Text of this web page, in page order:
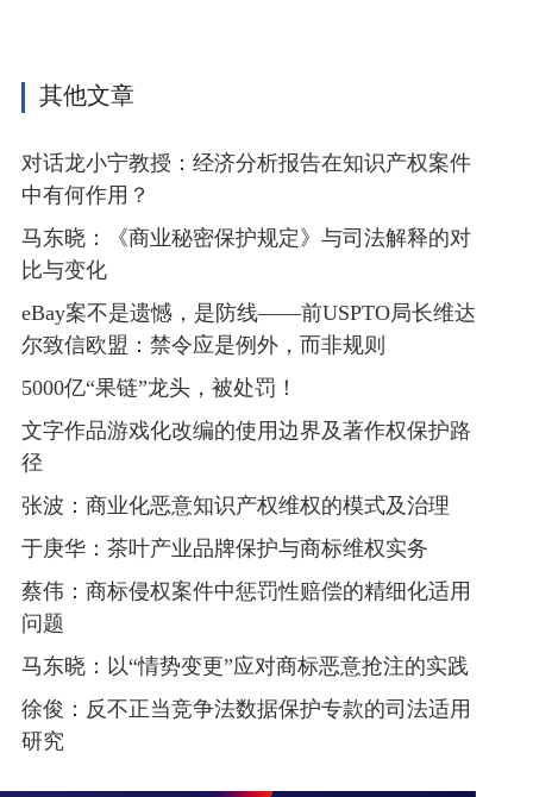
其他文章
对话龙小宁教授：经济分析报告在知识产权案件
中有何作用？
马东晓：《商业秘密保护规定》与司法解释的对
比与变化
eBay案不是遗憾，是防线——前USPTO局长维达
尔致信欧盟：禁令应是例外，而非规则
5000亿“果链”龙头，被处罚！
文字作品游戏化改编的使用边界及著作权保护路
径
张波：商业化恶意知识产权维权的模式及治理
于庚华：茶叶产业品牌保护与商标维权实务
蔡伟：商标侵权案件中惩罚性赔偿的精细化适用
问题
马东晓：以“情势变更”应对商标恶意抢注的实践
徐俊：反不正当竞争法数据保护专款的司法适用
研究